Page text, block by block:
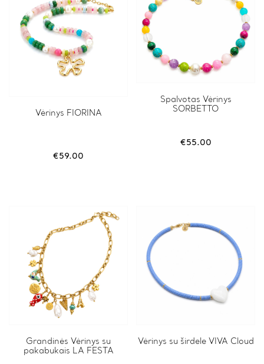
Vėrinys FIORINA
€59.00
Spalvotas Vėrinys
SORBETTO
€55.00
Grandinės Vėrinys su
pakabukais LA FESTA
Vėrinys su širdele VIVA Cloud